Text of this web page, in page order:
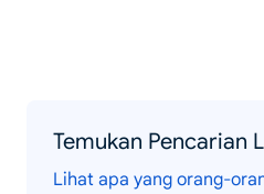
Temukan Pencarian
Lihat apa yang orang-